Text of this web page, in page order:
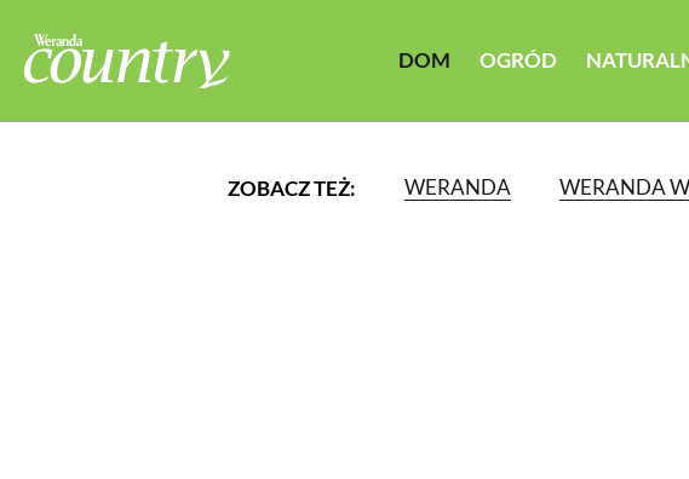
DOM OGRÓD
ZOBACZ TEŻ: WERANDA WERANDA